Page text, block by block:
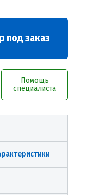
под заказ
Помощь
специалиста